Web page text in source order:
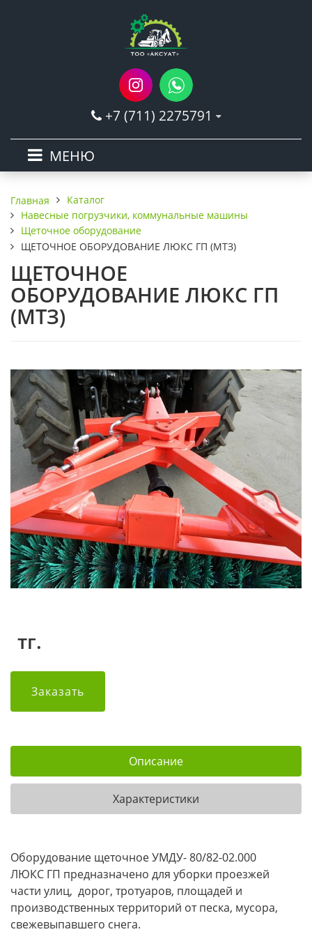
+7 (711) 2275791
МЕНЮ
Главная
Каталог
Навесные погрузчики, коммунальные машины
Щеточное оборудование
ЩЕТОЧНОЕ ОБОРУДОВАНИЕ ЛЮКС ГП (МТЗ)
ЩЕТОЧНОЕ
ОБОРУДОВАНИЕ ЛЮКС ГП
(МТЗ)
тг.
Заказать
Описание
Характеристики
Оборудование щеточное УМДУ- 80/82-02.000
ЛЮКС ГП предназначено для уборки проезжей
части улиц, дорог, тротуаров, площадей и
производственных территорий от песка, мусора,
свежевыпавшего снега.